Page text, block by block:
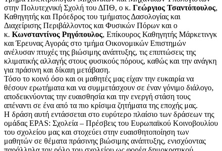
στην Πολυτεχνική Σχολή του ΔΠΘ, ο κ. Γεώργιος Τσαντόπουλος,
Καθηγητής και Πρόεδρος του τμήματος Δασολογίας και
Διαχείρισης Περιβάλλοντος και Φυσικών Πόρων και ο
κ. Κωνσταντίνος Ρηγόπουλος, Επίκουρος Καθηγητής Μάρκετινγκ
και Έρευνας Αγοράς στο τμήμα Οικονομικών Επιστημών
ανέλυσαν πτυχές της βιώσιμης ανάπτυξης, τις επιπτώσεις της
κλιματικής αλλαγής στους φυσικούς πόρους, καθώς και την ανάγκη
για πράσινη και δίκαιη μετάβαση.
Τόσο το κοινό όσο και οι μαθητές μας είχαν την ευκαιρία να
θέσουν ερωτήματα και να συμμετάσχουν σε έναν γόνιμο διάλογο,
αποδεικνύοντας την ευαισθησία και την ενεργή στάση τους
απέναντι σε ένα από τα πιο κρίσιμα ζητήματα της εποχής μας.
Η δράση αυτή εντάσσεται στο ευρύτερο πλαίσιο των δράσεων της
ομάδας EPAS: Σχολεία – Πρέσβεις του Ευρωπαϊκού Κοινοβουλίου
του σχολείου μας και στοχεύει στην ευαισθητοποίηση των
μαθητών σε θέματα πράσινης βιώσιμης ανάπτυξης, ενισχύοντας